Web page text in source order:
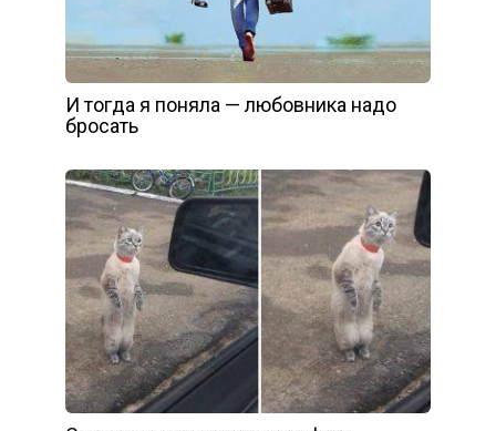
И тогда я поняла — любовника надо
бросать